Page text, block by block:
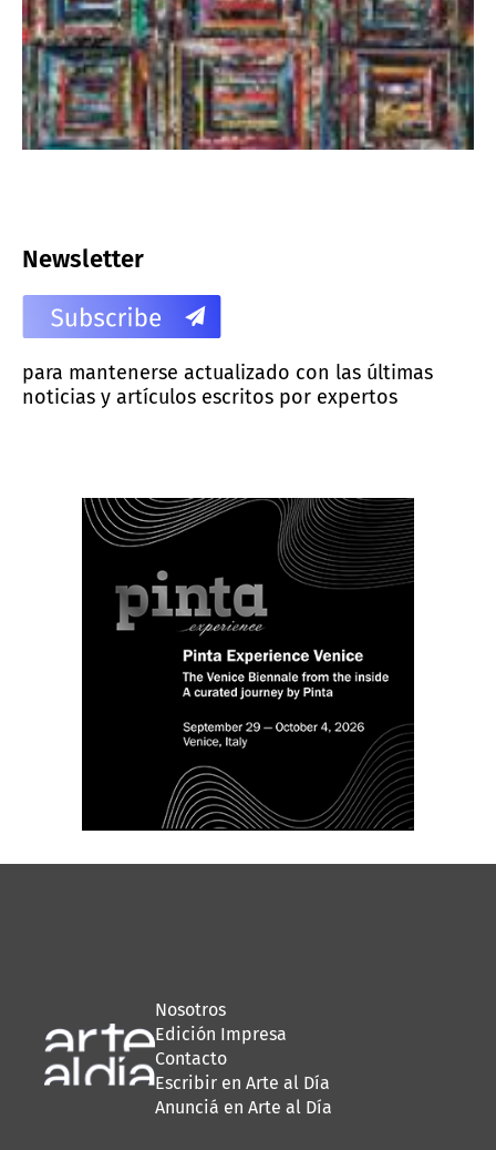
Newsletter
para mantenerse actualizado con las últimas
noticias y artículos escritos por expertos
Nosotros
Edición Impresa
Contacto
Escribir en Arte al Día
Anunciá en Arte al Día